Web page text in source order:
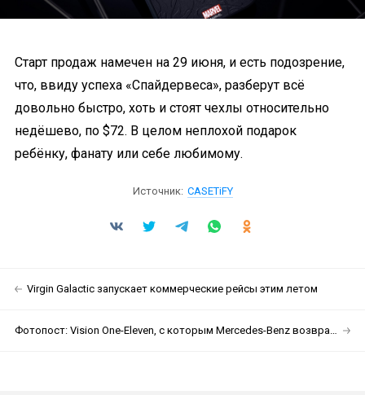
Старт продаж намечен на 29 июня, и есть подозрение,
что, ввиду успеха «Спайдервеса», разберут всё
довольно быстро, хоть и стоят чехлы относительно
недёшево, по $72. В целом неплохой подарок
ребёнку, фанату или себе любимому.
Источник: CASETiFY
Virgin Galactic запускает коммерческие рейсы этим летом
Фотопост: Vision One-Eleven, с которым Mercedes-Benz возвращается в 1970-е